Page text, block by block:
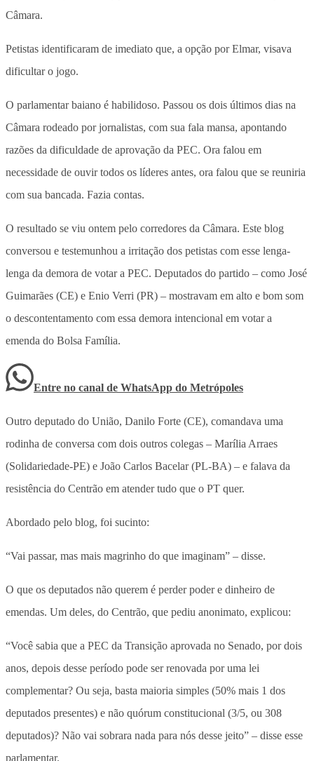
Câmara.
Petistas identificaram de imediato que, a opção por Elmar, visava
dificultar o jogo.
O parlamentar baiano é habilidoso. Passou os dois últimos dias na
Câmara rodeado por jornalistas, com sua fala mansa, apontando
razões da dificuldade de aprovação da PEC. Ora falou em
necessidade de ouvir todos os líderes antes, ora falou que se reuniria
com sua bancada. Fazia contas.
O resultado se viu ontem pelo corredores da Câmara. Este blog
conversou e testemunhou a irritação dos petistas com esse lenga-
lenga da demora de votar a PEC. Deputados do partido – como José
Guimarães (CE) e Enio Verri (PR) – mostravam em alto e bom som
o descontentamento com essa demora intencional em votar a
emenda do Bolsa Família.
Entre no canal de WhatsApp do Metrópoles
Outro deputado do União, Danilo Forte (CE), comandava uma
rodinha de conversa com dois outros colegas – Marília Arraes
(Solidariedade-PE) e João Carlos Bacelar (PL-BA) – e falava da
resistência do Centrão em atender tudo que o PT quer.
Abordado pelo blog, foi sucinto:
“Vai passar, mas mais magrinho do que imaginam” – disse.
O que os deputados não querem é perder poder e dinheiro de
emendas. Um deles, do Centrão, que pediu anonimato, explicou:
“Você sabia que a PEC da Transição aprovada no Senado, por dois
anos, depois desse período pode ser renovada por uma lei
complementar? Ou seja, basta maioria simples (50% mais 1 dos
deputados presentes) e não quórum constitucional (3/5, ou 308
deputados)? Não vai sobrara nada para nós desse jeito” – disse esse
parlamentar.